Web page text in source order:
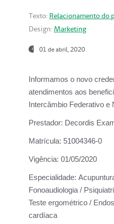
Texto: Relacionamento do
Design: Marketing
01 de abril, 2020
Informamos o novo
atendimentos aos
Intercâmbio Federativo e
Prestador: Decordis
Matrícula: 51004346-0
Vigência: 01/05/2020
Especialidade:
Fonoaudiologia /
Teste ergométrico /
cardíaca